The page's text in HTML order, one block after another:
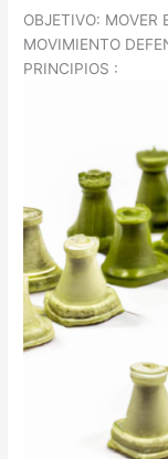
OBJETIVO: MOVER
MOVIMIENTO
PRINCIPIOS :